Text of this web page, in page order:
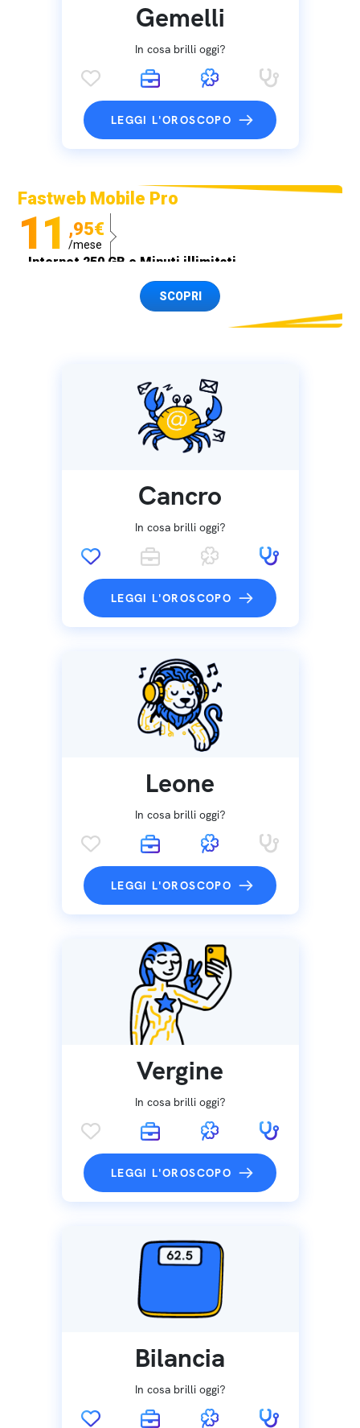
Gemelli
In cosa brilli oggi?
LEGGI L'OROSCOPO
Fastweb Mobile Pro
11 ,95€
/mese
Internet 250 GB e Minuti illimitati
Spedizione SIM GRATISSCOPRI
Cancro
In cosa brilli oggi?
LEGGI L'OROSCOPO
Leone
In cosa brilli oggi?
LEGGI L'OROSCOPO
Vergine
In cosa brilli oggi?
LEGGI L'OROSCOPO
Bilancia
In cosa brilli oggi?